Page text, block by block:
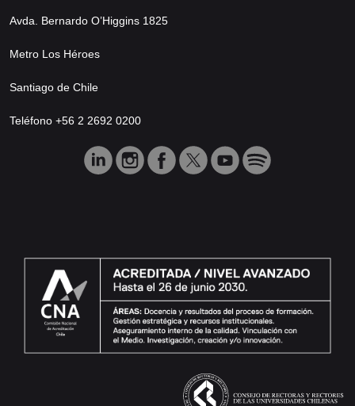
Avda. Bernardo O’Higgins 1825
Metro Los Héroes
Santiago de Chile
Teléfono +56 2 2692 0200